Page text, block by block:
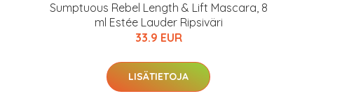
Sumptuous Rebel Length & Lift Mascara, 8
ml Estée Lauder Ripsiväri
33.9 EUR
LISÄTIETOJA